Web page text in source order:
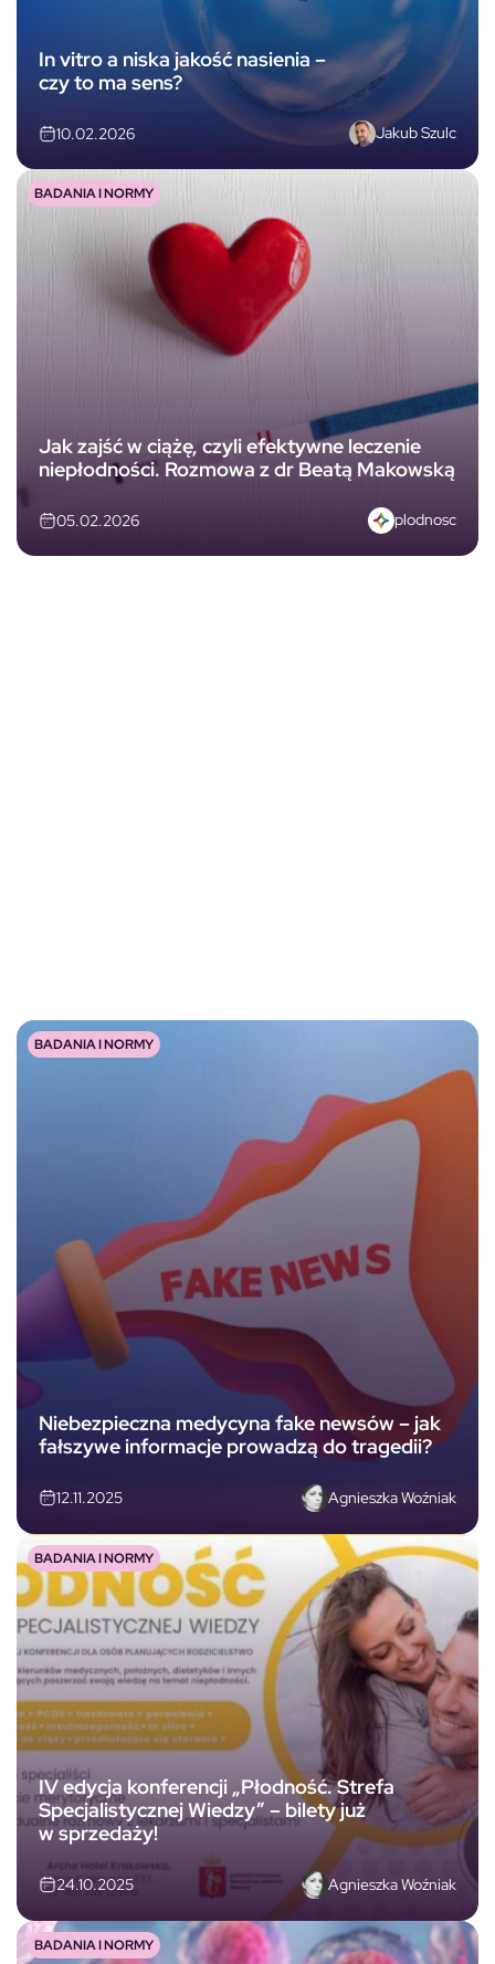
In vitro a niska jakość nasienia –
czy to ma sens?
10.02.2026 Jakub Szulc
Jak zajść w ciążę, czyli efektywne leczenie
niepłodności. Rozmowa z dr Beatą Makowską
05.02.2026 plodnosc
BADANIA I NORMY
Niebezpieczna medycyna fake newsów – jak
fałszywe informacje prowadzą do tragedii?
12.11.2025 Agnieszka Woźniak
BADANIA I NORMY
IV edycja konferencji „Płodność. Strefa
Specjalistycznej Wiedzy” – bilety już
w sprzedaży!
24.10.2025 Agnieszka Woźniak
BADANIA I NORMY
BADANIA I NORMY